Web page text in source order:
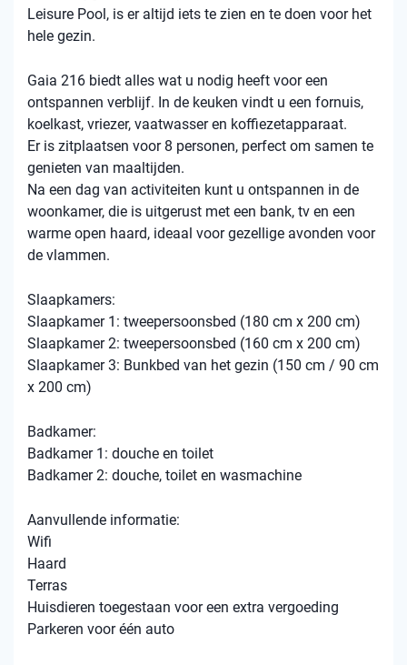
Leisure Pool, is er altijd iets te zien en te doen voor het
hele gezin.
Gaia 216 biedt alles wat u nodig heeft voor een
ontspannen verblijf. In de keuken vindt u een fornuis,
koelkast, vriezer, vaatwasser en koffiezetapparaat.
Er is zitplaatsen voor 8 personen, perfect om samen te
genieten van maaltijden.
Na een dag van activiteiten kunt u ontspannen in de
woonkamer, die is uitgerust met een bank, tv en een
warme open haard, ideaal voor gezellige avonden voor
de vlammen.
Slaapkamers:
Slaapkamer 1: tweepersoonsbed (180 cm x 200 cm)
Slaapkamer 2: tweepersoonsbed (160 cm x 200 cm)
Slaapkamer 3: Bunkbed van het gezin (150 cm / 90 cm
x 200 cm)
Badkamer:
Badkamer 1: douche en toilet
Badkamer 2: douche, toilet en wasmachine
Aanvullende informatie:
Wifi
Haard
Terras
Huisdieren toegestaan ​​voor een extra vergoeding
Parkeren voor één auto